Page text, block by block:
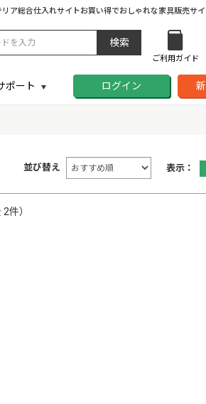
ア総合仕入れサイトお買い得でおしゃれな家具販売サ
ご利用ガイド
ポート ログイン
表示：
並び替え
件）